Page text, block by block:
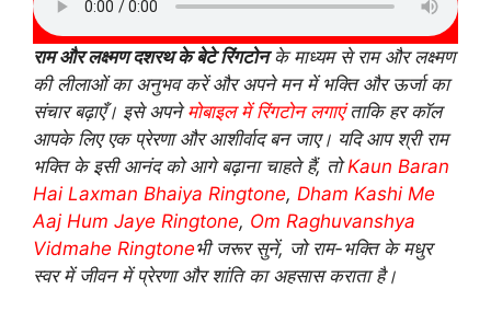
राम और लक्ष्मण दशरथ के बेटे रिंगटोनके माध्यम से राम और लक्ष्मण
की लीलाओं का अनुभव करें और अपने मन में भक्ति और ऊर्जा का
संचार बढ़ाएँ। इसे अपनेमोबाइल में रिंगटोन लगाएंताकि हर कॉल
आपके लिए एक प्रेरणा और आशीर्वाद बन जाए। यदि आप श्री राम
भक्ति के इसी आनंद को आगे बढ़ाना चाहते हैं, तोKaun Baran
Hai Laxman Bhaiya Ringtone, Dham Kashi Me
Aaj Hum Jaye Ringtone, Om Raghuvanshya
Vidmahe Ringtoneभी जरूर सुनें, जो राम-भक्ति के मधुर
स्वर में जीवन में प्रेरणा और शांति का अहसास कराता है।